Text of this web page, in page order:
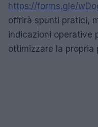
https://forms.gle/
offrirà spunti pratici,
indicazioni operative
ottimizzare la propria